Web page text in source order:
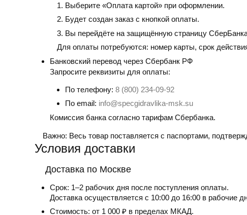
Выберите «Оплата картой» при оформлении.
Будет создан заказ с кнопкой оплаты.
Вы перейдёте на защищённую страницу
Для оплаты потребуются: номер карты, срок
Банковский перевод через Сбербанк РФ
Запросите реквизиты для оплаты:
По телефону: 8 (800) 234-09-92
По email: info@specgidravlika-msk.su
Комиссия банка согласно тарифам Сбербанка.
Важно: Весь товар поставляется с паспортами,
Условия доставки
Доставка по Москве
Срок: 1–2 рабочих дня после поступления оплаты.
Доставка осуществляется с 10:00 до 16:00 в рабочие
Стоимость: от 1 000 ₽ в пределах МКАД.